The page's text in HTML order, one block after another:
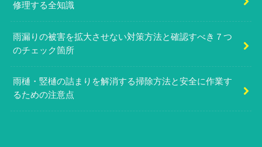
修理する全知識
雨漏りの被害を拡大させない対策方法と確認すべき７つ
のチェック箇所
雨樋・竪樋の詰まりを解消する掃除方法と安全に作業す
るための注意点